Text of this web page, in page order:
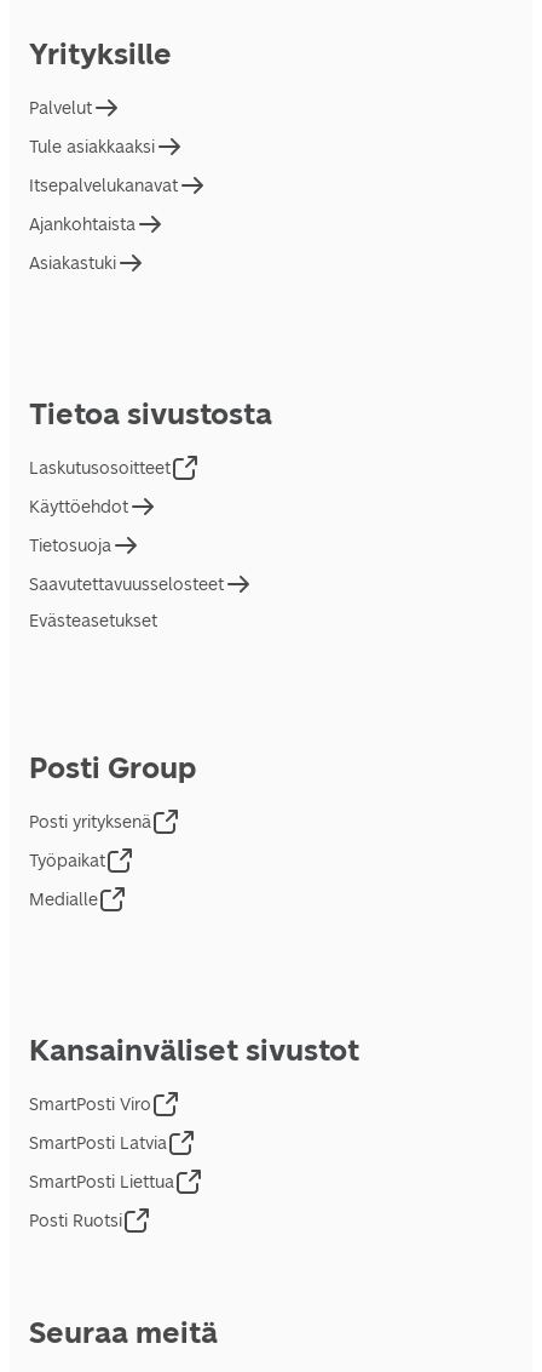
Yrityksille
Palvelut
Tule asiakkaaksi
Itsepalvelukanavat
Ajankohtaista
Asiakastuki
Tietoa sivustosta
Laskutusosoitteet
Käyttöehdot
Tietosuoja
Saavutettavuusselosteet
Evästeasetukset
Posti Group
Posti yrityksenä
Työpaikat
Medialle
Kansainväliset sivustot
SmartPosti Viro
SmartPosti Latvia
SmartPosti Liettua
Posti Ruotsi
Seuraa meitä